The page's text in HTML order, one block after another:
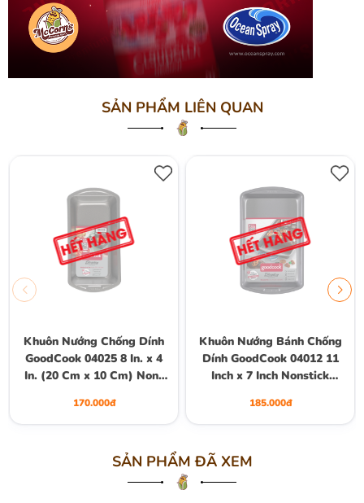
SẢN PHẨM LIÊN QUAN
Khuôn Nướng Chống Dính
GoodCook 04025 8 In. x 4
In. (20 Cm x 10 Cm) Non-
170.000đ
Khuôn Nướng Bánh Chống
Dính GoodCook 04012 11
Inch x 7 Inch Nonstick
Pan
185.000đ
SẢN PHẨM ĐÃ XEM